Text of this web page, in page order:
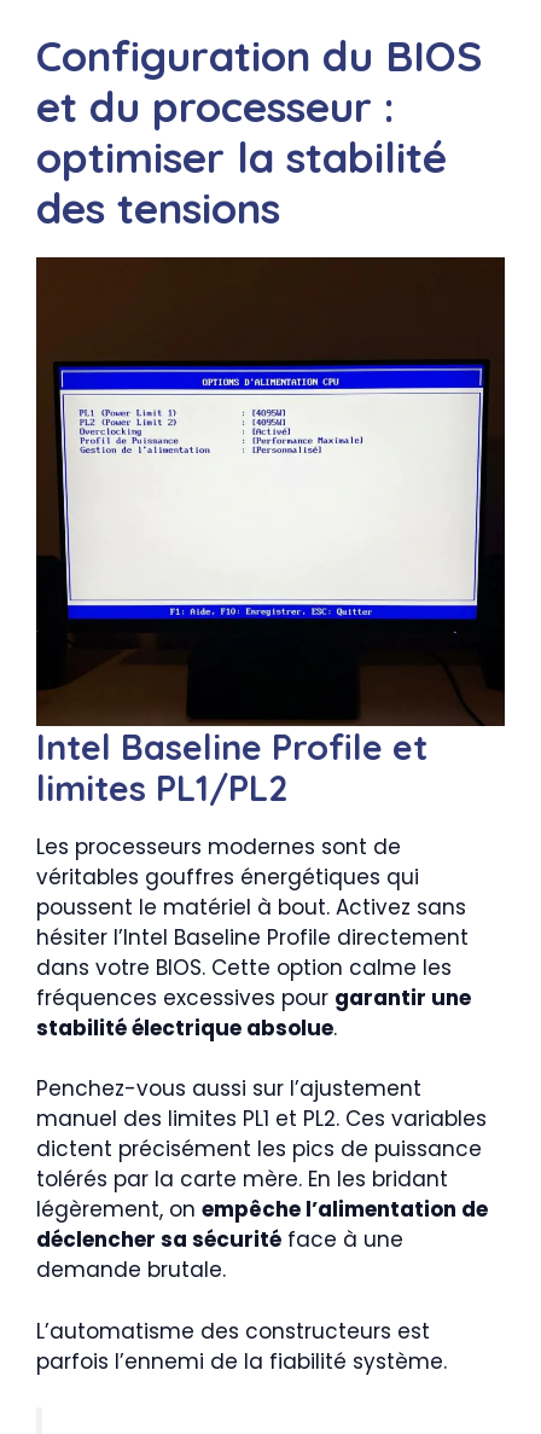
Configuration du BIOS
et du processeur :
optimiser la stabilité
des tensions
Intel Baseline Profile et
limites PL1/PL2
Les processeurs modernes sont de
véritables gouffres énergétiques qui
poussent le matériel à bout. Activez sans
hésiter l’Intel Baseline Profile directement
dans votre BIOS. Cette option calme les
fréquences excessives pour garantir une
stabilité électrique absolue.
Penchez-vous aussi sur l’ajustement
manuel des limites PL1 et PL2. Ces variables
dictent précisément les pics de puissance
tolérés par la carte mère. En les bridant
légèrement, on empêche l’alimentation de
déclencher sa sécurité face à une
demande brutale.
L’automatisme des constructeurs est
parfois l’ennemi de la fiabilité système.